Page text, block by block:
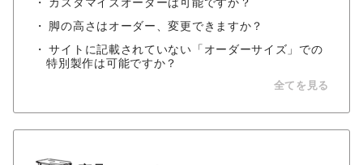
脚の高さはオーダー、変更できますか？
サイトに記載されていない「オーダーサイズ」での
特別製作は可能ですか？
全てを見る